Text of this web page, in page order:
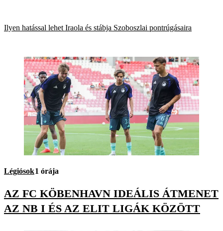
Ilyen hatással lehet Iraola és stábja Szoboszlai pontrúgásaira
Légiósok1 órája
AZ FC KÖBENHAVN IDEÁLIS ÁTMENET
AZ NB I ÉS AZ ELIT LIGÁK KÖZÖTT